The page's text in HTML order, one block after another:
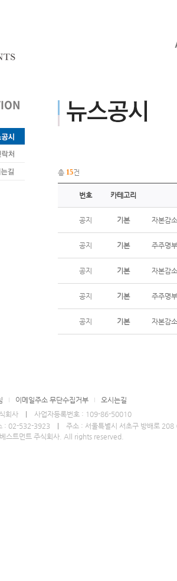
총 15건
번호 카테고리
공지 기본 자본감
공지 기본 주주명
공지 기본 자본감
공지 기본 주주명
공지 기본 자본감
이메일주소 무단수집거부
오시는길
회사
ㅣ
사업자등록번호 : 109-86-50010
: 02-532-3923 ㅣ
주소 : 서울특별시 서초구 방배로
스트먼트 주식회사. All rights reserved.